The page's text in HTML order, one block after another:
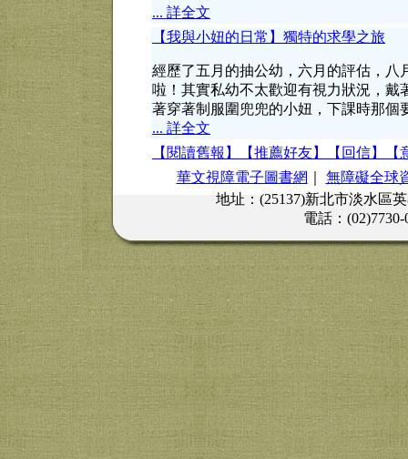
... 詳全文
【我與小妞的日常】獨特的求學之旅
經歷了五月的抽公幼，六月的評估，
啦！其實私幼不太歡迎有視力狀況，
著穿著制服圍兜兜的小妞，下課時那
... 詳全文
【閱讀舊報】
【推薦好友】 【回信】
華文視障電子圖書網
無障礙全球
地址：(25137)新北市淡水區
電話：